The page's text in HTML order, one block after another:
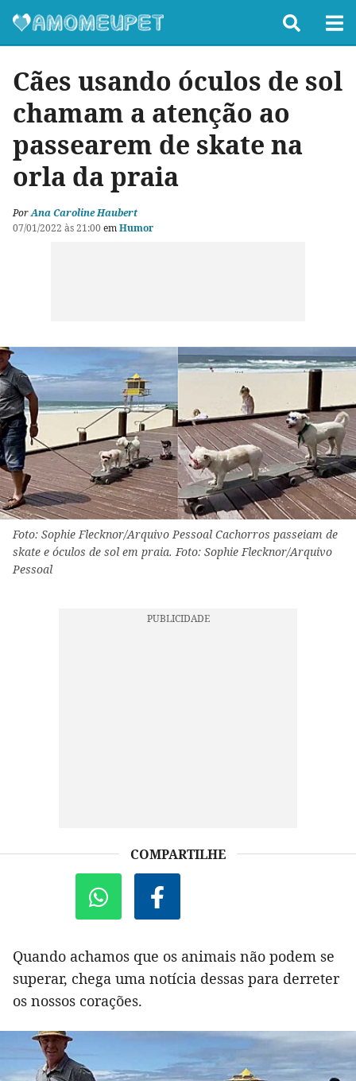
Cães usando óculos de sol
chamam a atenção ao
passearem de skate na
orla da praia
PorAna Caroline Haubert
07/01/2022 às 21:00 emHumor
Foto: Sophie Flecknor/Arquivo Pessoal Cachorros passeiam de
skate e óculos de sol em praia. Foto: Sophie Flecknor/Arquivo
Pessoal
COMPARTILHE
Quando achamos que os animais não podem se
superar, chega uma notícia dessas para derreter
os nossos corações.